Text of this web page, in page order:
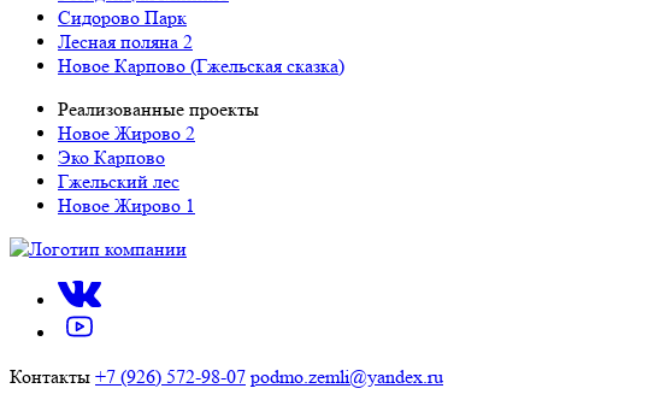
Сидорово Парк
Лесная поляна 2
Новое Карпово (Гжельская сказка)
Реализованные проекты
Новое Жирово 2
Эко Карпово
Гжельский лес
Новое Жирово 1
Контакты +7 (926) 572-98-07 podmo.zemli@yandex.ru